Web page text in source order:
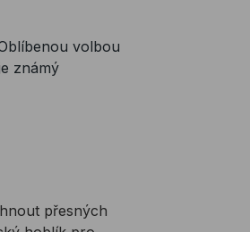
volbou
známý
přesných